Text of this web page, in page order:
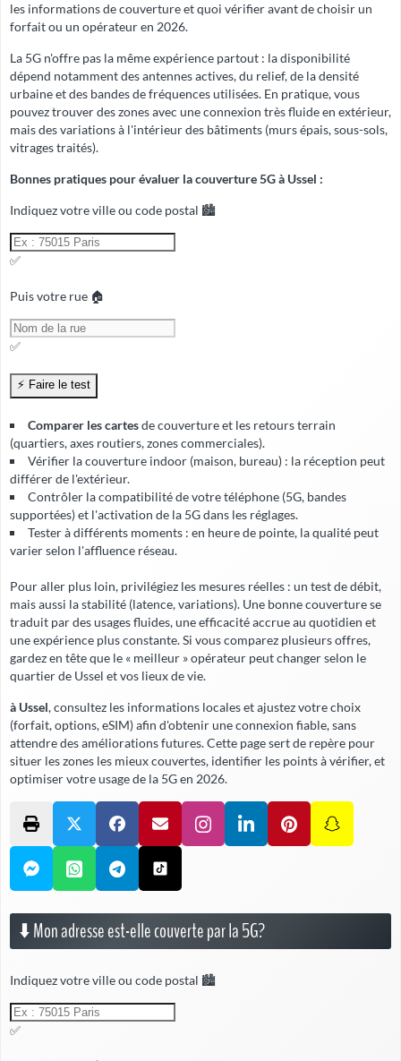
les informations de couverture et quoi vérifier avant de choisir un
forfait ou un opérateur en 2026.
La 5G n'offre pas la même expérience partout : la disponibilité
dépend notamment des antennes actives, du relief, de la densité
urbaine et des bandes de fréquences utilisées. En pratique, vous
pouvez trouver des zones avec une connexion très fluide en extérieur,
mais des variations à l'intérieur des bâtiments (murs épais, sous-sols,
vitrages traités).
Bonnes pratiques pour évaluer la couverture 5G à Ussel :
Indiquez votre ville ou code postal 🏙️
✅
Puis votre rue 🏠
✅
Comparer les cartesde couverture et les retours terrain
(quartiers, axes routiers, zones commerciales).
Vérifier lacouverture indoor (maison, bureau) : la réception peut
différer de l'extérieur.
Contrôler la compatibilité de votre téléphone (5G, bandes
supportées) et l'activation de la 5G dans les réglages.
Tester à différents moments : en heure de pointe, la qualité peut
varier selon l'affluence réseau.
Pour aller plus loin, privilégiez les mesures réelles : un test de débit,
mais aussi la stabilité (latence, variations). Une bonne couverture se
traduit par des usages fluides, uneefficacité accrueau quotidien et
une expérience plus constante. Si vous comparez plusieurs offres,
gardez en tête que le « meilleur » opérateur peut changer selon le
quartier de Ussel et vos lieux de vie.
à Ussel, consultez les informations locales et ajustez votre choix
(forfait, options, eSIM) afin d'obtenir une connexion fiable,sans
attendredes améliorations futures. Cette page sert de repère pour
situer les zones les mieux couvertes, identifier les points à vérifier, et
optimiser votre usage de la 5G en 2026.
⬇️ Mon adresse est-elle couverte par la 5G?
Indiquez votre ville ou code postal 🏙️
✅